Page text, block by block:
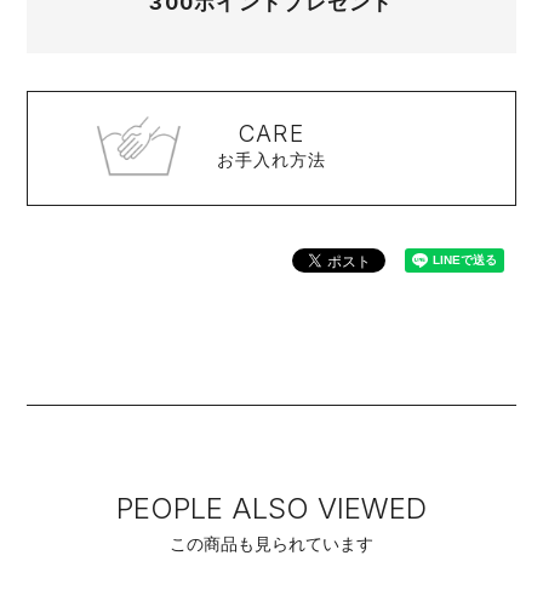
CARE
お手入れ方法
PEOPLE ALSO VIEWED
この商品も見られています